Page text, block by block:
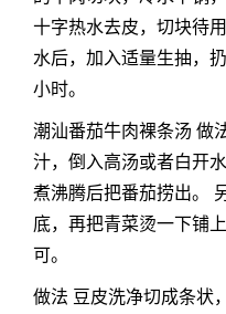
十字热水去皮，切块待
水后，加入适量生抽，
小时。
潮汕番茄牛肉裸条汤 做
汁，倒入高汤或者白开
煮沸腾后把番茄捞出。
底，再把青菜烫一下铺
可。
做法 豆皮洗净切成条状